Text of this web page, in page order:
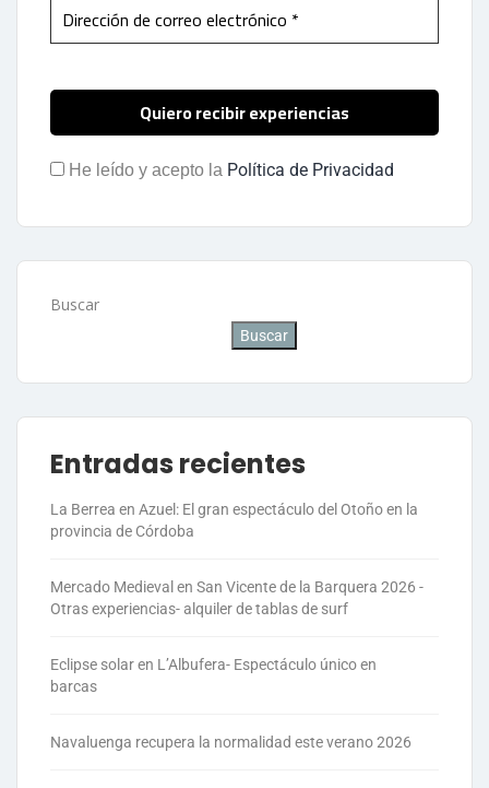
He leído y acepto la Política de Privacidad
Buscar
Buscar
Entradas recientes
La Berrea en Azuel: El gran espectáculo del Otoño en la
provincia de Córdoba
Mercado Medieval en San Vicente de la Barquera 2026 -
Otras experiencias- alquiler de tablas de surf
Eclipse solar en L’Albufera- Espectáculo único en
barcas
Navaluenga recupera la normalidad este verano 2026